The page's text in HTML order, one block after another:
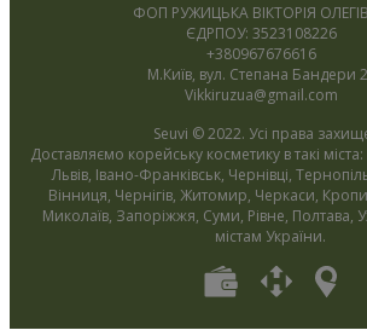
ФОП РУЖИЦЬКА ВІКТОРІЯ
ЄДРПОУ: 3523108226
+380967676616
М.Київ, вул. Степана Бандери
Vikkiruzua@gmail.com
Seuvi © 2022. Усі права
Доставляємо корейську косметику в такі
Львів, Івано-Франківськ, Чернівці,
Вінниця, Чернігів, Житомир, Черкаси,
Миколаїв, Запоріжжя, Суми, Рівне, Полтава,
містам України.